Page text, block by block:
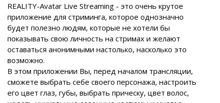
REALITY-Avatar Live Streaming - это очень крутое
приложение для стриминга, которое однозначно
будет полезно людям, которые не хотели бы
показывать свою личность на стримах и желают
оставаться анонимными настолько, насколько это
возможно.
В этом приложении Вы, перед началом трансляции,
сможете выбрать себе своего персонажа, настроить
его цвет глаз, губы, выбрать прическу, цвет волос,